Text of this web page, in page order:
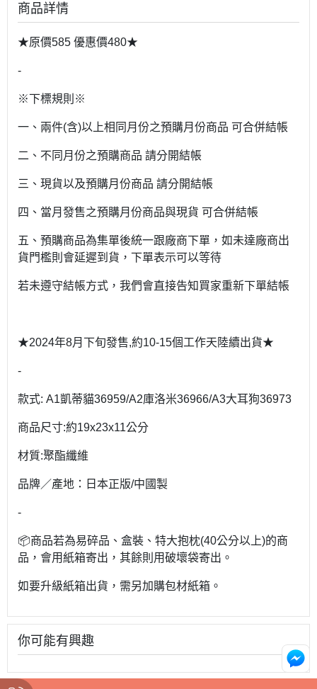
商品詳情
★原價585 優惠價480★
-
※下標規則※
一、兩件(含)以上相同月份之預購月份商品 可合併結帳
二、不同月份之預購商品 請分開結帳
三、現貨以及預購月份商品 請分開結帳
四、當月發售之預購月份商品與現貨 可合併結帳
五、預購商品為集單後統一跟廠商下單，如未達廠商出
貨門檻則會延遲到貨，下單表示可以等待
若未遵守結帳方式，我們會直接告知買家重新下單結帳
★2024年8月下旬發售,約10-15個工作天陸續出貨★
-
款式: A1凱蒂貓36959/A2庫洛米36966/A3大耳狗36973
商品尺寸:約19x23x11公分
材質:聚酯纖維
品牌／產地：日本正版/中國製
-
📦商品若為易碎品、盒裝、特大抱枕(40公分以上)的商
品，會用紙箱寄出，其餘則用破壞袋寄出。
如要升級紙箱出貨，需另加購包材紙箱。
你可能有興趣